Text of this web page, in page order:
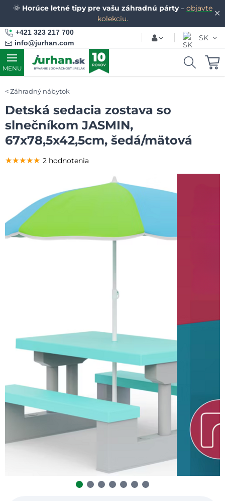
✕
🌞 Horúce letné tipy pre vašu záhradnú párty– objavte
kolekciu.
+421 323 217 700
info@jurhan.com
SK
MENU
Záhradný nábytok
Detská sedacia zostava so
slnečníkom JASMIN,
67x78,5x42,5cm, šedá/mätová
★★★★★
★★★★★
★★★★★ 2 hodnotenia